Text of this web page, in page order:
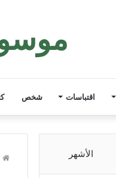
اقتباسات شخص
الأشهر